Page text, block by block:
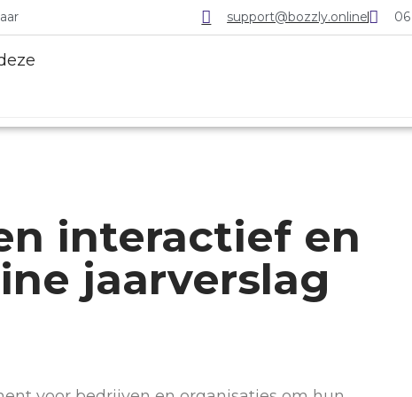
support@bozzly.online 06
interactief en
jaarverslag